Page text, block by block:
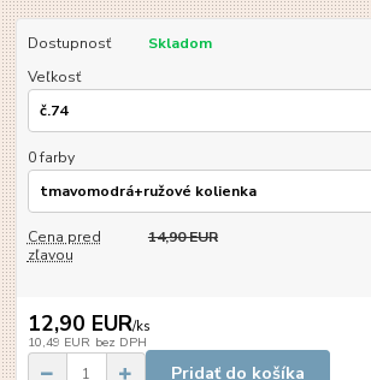
Dostupnosť
Skladom
Veľkosť
0 farby
Cena pred
zľavou
14,90 EUR
12,90 EUR/ks
10,49 EUR bez DPH
Pridať do košíka